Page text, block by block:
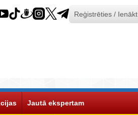
Reģistrēties / Ienākt
Jautā ekspertam